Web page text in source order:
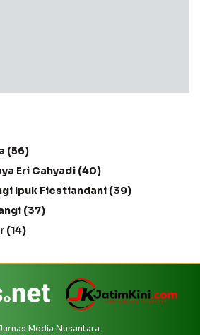
(56)
Eri Cahyadi (40)
Ipuk Fiestiandani (39)
(37)
(14)
Media Nusantara